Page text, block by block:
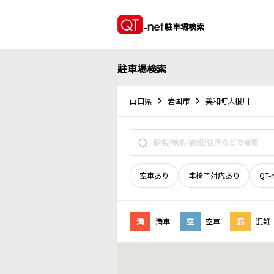
駐車場検索
駐車場検索
山口県 岩国市 美和町大根川
空車あり 車椅子対応あり QT-
満 満車 空 空車 混 混雑